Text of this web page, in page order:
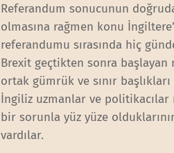
Referandum sonucunun
olmasına rağmen konu
referandumu sırasında hiç
Brexit geçtikten sonra başlayan
ortak gümrük ve sınır başlıkları
İngiliz uzmanlar ve
bir sorunla yüz yüze
vardılar.